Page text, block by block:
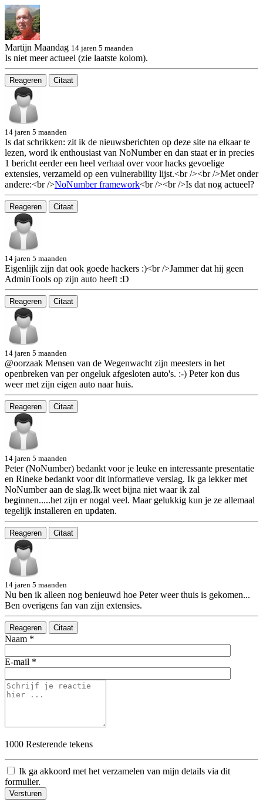
Martijn Maandag 14 jaren 5 maanden
Is niet meer actueel (zie laatste kolom).
Reageren Citaat
14 jaren 5 maanden
Is dat schrikken: zit ik de nieuwsberichten op deze site na elkaar te
lezen, word ik enthousiast van NoNumber en dan staat er in precies
1 bericht eerder een heel verhaal over voor hacks gevoelige
extensies, verzameld op een vulnerability lijst.<br /><br />Met onder
andere:<br />NoNumber framework<br /><br />Is dat nog actueel?
Reageren Citaat
14 jaren 5 maanden
Eigenlijk zijn dat ook goede hackers :)<br />Jammer dat hij geen
AdminTools op zijn auto heeft :D
Reageren Citaat
14 jaren 5 maanden
@oorzaak Mensen van de Wegenwacht zijn meesters in het
openbreken van per ongeluk afgesloten auto's. :-) Peter kon dus
weer met zijn eigen auto naar huis.
Reageren Citaat
14 jaren 5 maanden
Peter (NoNumber) bedankt voor je leuke en interessante presentatie
en Rineke bedankt voor dit informatieve verslag. Ik ga lekker met
NoNumber aan de slag.Ik weet bijna niet waar ik zal
beginnen.....het zijn er nogal veel. Maar gelukkig kun je ze allemaal
tegelijk installeren en updaten.
Reageren Citaat
14 jaren 5 maanden
Nu ben ik alleen nog benieuwd hoe Peter weer thuis is gekomen...
Ben overigens fan van zijn extensies.
Reageren Citaat
Naam *
E-mail *
1000 Resterende tekens
Ik ga akkoord met het verzamelen van mijn details via dit
formulier.
Versturen